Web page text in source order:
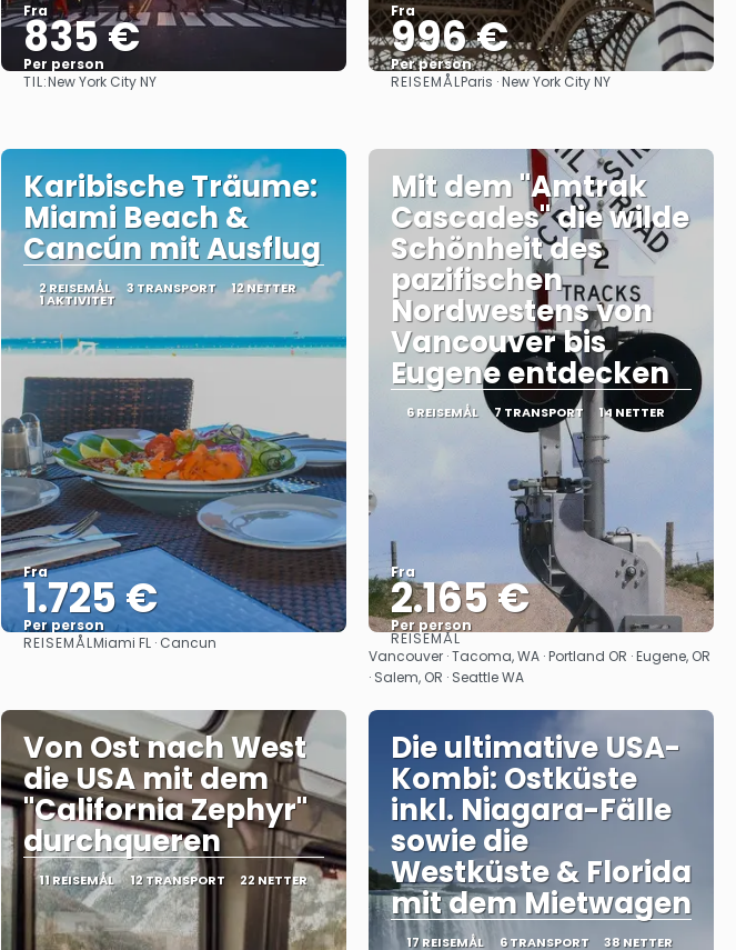
Fra
835 €
Per person
TIL:New York City NY
Fra
996 €
Per person
Se
REISEMÅLParis · New York City NY
Karibische Träume:
Miami Beach &
Cancún mit Ausflug
2 REISEMÅL 3 TRANSPORT 12 NETTER
1 AKTIVITET
Fra
1.725 €
Per person
Se
REISEMÅLMiami FL · Cancun
Mit dem "Amtrak
Cascades" die wilde
Schönheit des
pazifischen
Nordwestens von
Vancouver bis
Eugene entdecken
6 REISEMÅL 7 TRANSPORT 14 NETTER
Fra
2.165 €
Per person
Se
REISEMÅL
Vancouver · Tacoma, WA · Portland OR · Eugene, OR
· Salem, OR · Seattle WA
Von Ost nach West
die USA mit dem
"California Zephyr"
durchqueren
11 REISEMÅL 12 TRANSPORT 22 NETTER
Die ultimative USA-
Kombi: Ostküste
inkl. Niagara-Fälle
sowie die
Westküste & Florida
mit dem Mietwagen
17 REISEMÅL 6 TRANSPORT 38 NETTER